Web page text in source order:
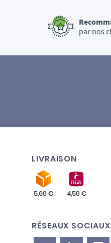
par nos
LIVRAISON
RÉSEAUX SOCIAUX